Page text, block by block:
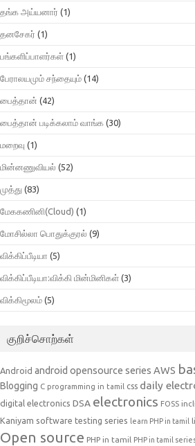
தங்க அய்யனார் (1)
தனசேகர் (1)
பங்களிப்பாளர்கள் (1)
பேராலயமும் சந்தையும் (14)
பைத்தான் (42)
பைத்தான் படிக்கலாம் வாங்க (30)
மறைவு (1)
மின்னணுவியல் (52)
முத்து (83)
மேககணினி(Cloud) (1)
மோசில்லா பொதுக்குரல் (9)
விக்கிப்பீடியா (5)
விக்கிப்பீடியா:விக்கி மின்மினிகள் (3)
விக்கிமூலம் (5)
குறிச்சொற்கள்
Android android opensource series AWS
Blogging C programming in tamil css daily
digital electronics DSA electronics FOSS
Kaniyam software testing series learn PHP in tamil
Open source PHP in tamil PHP in tamil